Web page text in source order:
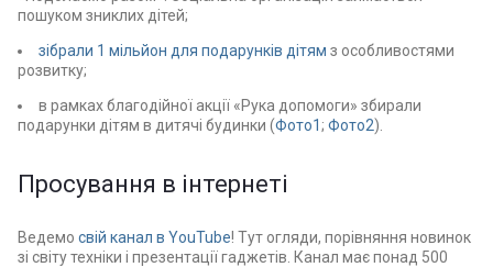
пошуком зниклих дітей;
зібрали 1 мільйон для подарунків дітям з особливостями
розвитку;
в рамках благодійної акції «Рука допомоги» збирали
подарунки дітям в дитячі будинки (Фото1; Фото2).
Просування в інтернеті
Ведемо свій канал в YouTube! Тут огляди, порівняння новинок
зі світу техніки і презентації гаджетів. Канал має понад 500